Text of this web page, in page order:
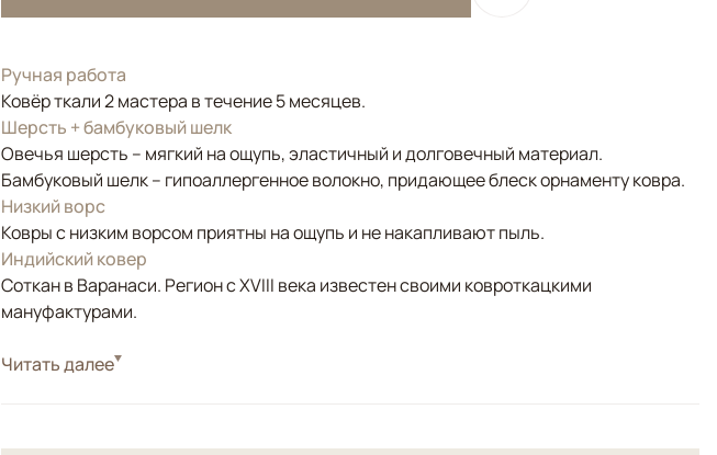
Ручная работа
Ковёр ткали 2 мастера в течение 5 месяцев.
Шерсть + бамбуковый шелк
Овечья шерсть – мягкий на ощупь, эластичный и долговечный материал.
Бамбуковый шелк – гипоаллергенное волокно, придающее блеск орнаменту ковра.
Низкий ворс
Ковры с низким ворсом приятны на ощупь и не накапливают пыль.
Индийский ковер
Соткан в Варанаси. Регион с XVIII века известен своими ковроткацкими
мануфактурами.
СтильСовременные
Читать далее